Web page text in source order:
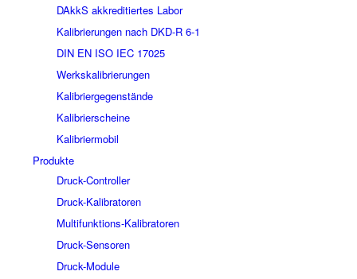
DAkkS akkreditiertes Labor
Kalibrierungen nach DKD-R 6-1
DIN EN ISO IEC 17025
Werkskalibrierungen
Kalibriergegenstände
Kalibrierscheine
Kalibriermobil
Produkte
Druck-Controller
Druck-Kalibratoren
Multifunktions-Kalibratoren
Druck-Sensoren
Druck-Module